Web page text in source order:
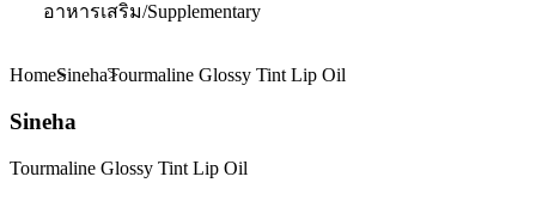
อาหารเสริม/Supplementary
HomeSinehaTourmaline Glossy Tint Lip Oil
Sineha
Tourmaline Glossy Tint Lip Oil